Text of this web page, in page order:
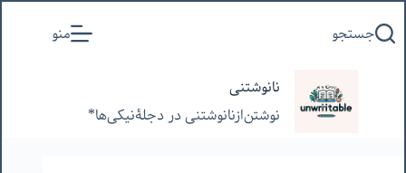
به
جستجو منو
نانوشتنی
نوشتن‌از‌نانوشتنی‌ در‌ دجلۀنیکی‌ها*